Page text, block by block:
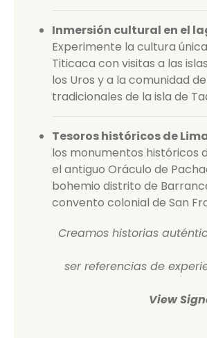
Inmersión cultural en el
Experimente la cultura
Titicaca con visitas a las
los Uros y a la comunidad
tradicionales de la isla de
Tesoros históricos de
los monumentos históricos
el antiguo Oráculo de
bohemio distrito de
convento colonial de San
Creamos historias
ser referencias de
View